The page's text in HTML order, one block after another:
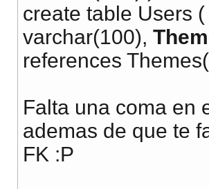
create table Users
varchar(100),
references
Falta una coma en
ademas de que te
FK :P